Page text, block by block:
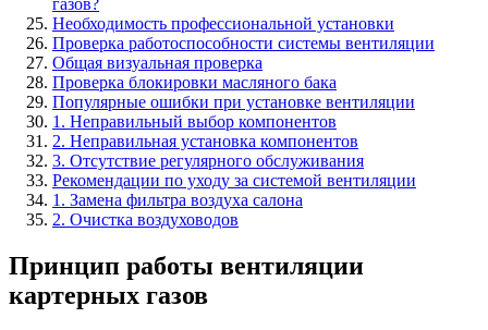
Необходимость профессиональной установки
Проверка работоспособности системы вентиляции
Общая визуальная проверка
Проверка блокировки масляного бака
Популярные ошибки при установке вентиляции
1. Неправильный выбор компонентов
2. Неправильная установка компонентов
3. Отсутствие регулярного обслуживания
Рекомендации по уходу за системой вентиляции
1. Замена фильтра воздуха салона
2. Очистка воздуховодов
Принцип работы вентиляции
картерных газов